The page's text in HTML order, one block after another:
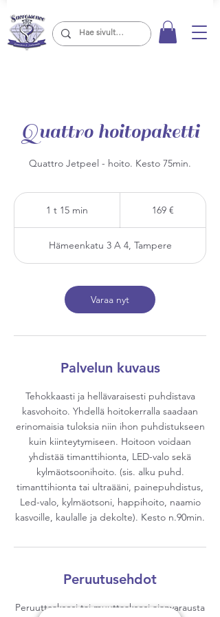
Quattro hoitopaketti
Quattro Jetpeel - hoito. Kesto 75min.
1 t 15 min
m
i
169 €
Hämeenkatu 3 A 4, Tampere
Varaa nyt
Palvelun kuvaus
Tehokkaasti ja hellävaraisesti puhdistava
kasvohoito. Yhdellä hoitokerralla saadaan
erinomaisia tuloksia niin ihon puhdistukseen
kuin kiinteytymiseen. Hoitoon voidaan
yhdistää timanttihionta, LED-valo sekä
kylmäotsoonihoito. (sis. alku puhd.
timanttihionta tai ultraääni, painepuhdistus,
Led-valo, kylmäotsoni, happihoito, naamio
kasvoille, kaulalle ja dekolte). Kesto n.90min.
Peruutusehdot
Peruuttaaksesi tai muuttaaksesi ajanvarausta